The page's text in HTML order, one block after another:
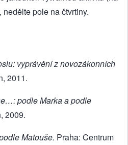
pole na čtvrtiny.
vyprávění z novozákonních
2011.
podle Marka a podle
2009.
Matouše. Praha: Centrum